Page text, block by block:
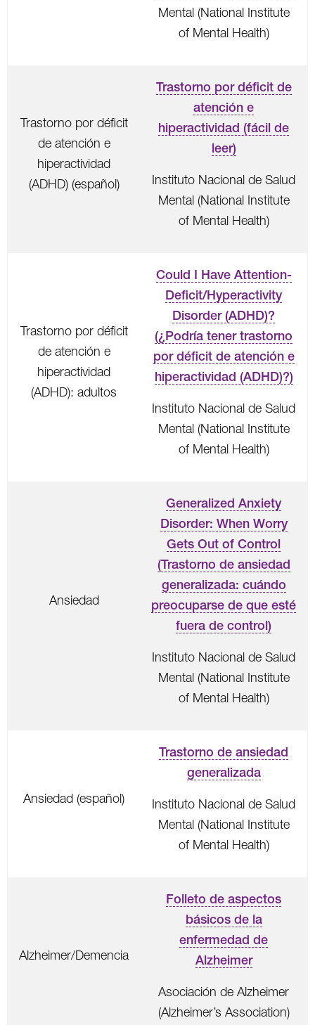
Mental (National Institute
of Mental Health)
Trastorno por déficit
de atención e
hiperactividad
(ADHD) (español)
Trastorno por déficit de
atención e
hiperactividad (fácil de
leer)
Instituto Nacional de Salud
Mental (National Institute
of Mental Health)
Trastorno por déficit
de atención e
hiperactividad
(ADHD): adultos
Could I Have Attention-
Deficit/Hyperactivity
Disorder (ADHD)?
(¿Podría tener trastorno
por déficit de atención e
hiperactividad (ADHD)?)
Instituto Nacional de Salud
Mental (National Institute
of Mental Health)
Ansiedad
Generalized Anxiety
Disorder: When Worry
Gets Out of Control
(Trastorno de ansiedad
generalizada: cuándo
preocuparse de que esté
fuera de control)
Instituto Nacional de Salud
Mental (National Institute
of Mental Health)
Ansiedad (español)
Trastorno de ansiedad
generalizada
Instituto Nacional de Salud
Mental (National Institute
of Mental Health)
Alzheimer/Demencia
Folleto de aspectos
básicos de la
enfermedad de
Alzheimer
Asociación de Alzheimer
(Alzheimer’s Association)